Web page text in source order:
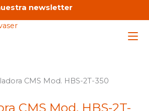
newsletter
CMS Mod. HBS-2T-